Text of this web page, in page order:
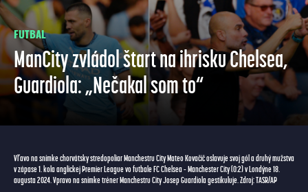
FUTBAL
ManCity zvládol štart na ihrisku Chelsea,
Guardiola: „Nečakal som to“
Vľavo na snímke chorvátsky stredopoliar Manchestru City Mateo Kovačič oslavuje svoj gól a druhý mužstva
v zápase 1. kola anglickej Premier League vo futbale FC Chelsea – Manchester City (0:2) v Londýne 18.
augusta 2024. Vpravo na snímke tréner Manchestru City Josep Guardiola gestikuluje. Zdroj: TASR/AP